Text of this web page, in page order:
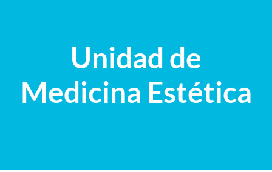
Unidad de
Medicina Estética